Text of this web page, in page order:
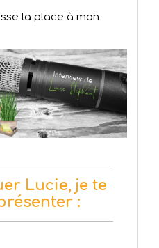
la place à mon
Lucie, je te
: